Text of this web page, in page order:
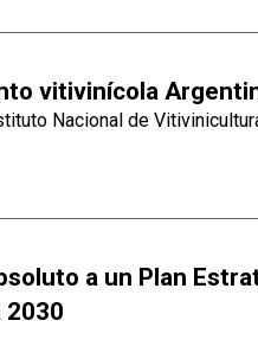
vitivinícola
Nacional de
a un Plan